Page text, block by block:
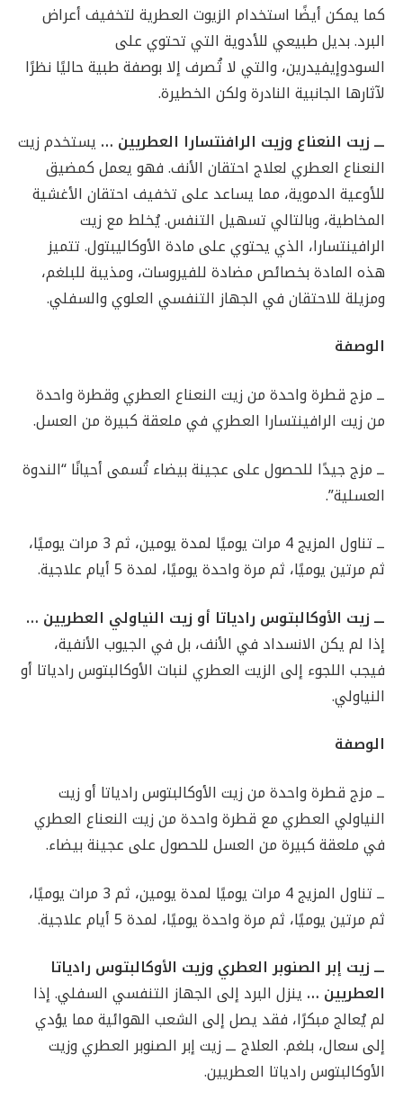
كما يمكن أيضًا استخدام الزيوت العطرية لتخفيف أعراض
البرد. بديل طبيعي للأدوية التي تحتوي على
السودوإيفيدرين، والتي لا تُصرف إلا بوصفة طبية حاليًا نظرًا
لآثارها الجانبية النادرة ولكن الخطيرة.
ـــ زيت النعناع وزيت الرافنتسارا العطريين … يستخدم زيت
النعناع العطري لعلاج احتقان الأنف. فهو يعمل كمضيق
للأوعية الدموية، مما يساعد على تخفيف احتقان الأغشية
المخاطية، وبالتالي تسهيل التنفس. يُخلط مع زيت
الرافينتسارا، الذي يحتوي على مادة الأوكاليبتول. تتميز
هذه المادة بخصائص مضادة للفيروسات، ومذيبة للبلغم،
ومزيلة للاحتقان في الجهاز التنفسي العلوي والسفلي.
الوصفة
ــ مزج قطرة واحدة من زيت النعناع العطري وقطرة واحدة
من زيت الرافينتسارا العطري في ملعقة كبيرة من العسل.
ــ مزج جيدًا للحصول على عجينة بيضاء تُسمى أحيانًا “الندوة
العسلية”.
ــ تناول المزيج 4 مرات يوميًا لمدة يومين، ثم 3 مرات يوميًا،
ثم مرتين يوميًا، ثم مرة واحدة يوميًا، لمدة 5 أيام علاجية.
ـــ زيت الأوكالبتوس رادياتا أو زيت النياولي العطريين …
إذا لم يكن الانسداد في الأنف، بل في الجيوب الأنفية،
فيجب اللجوء إلى الزيت العطري لنبات الأوكالبتوس رادياتا أو
النياولي.
الوصفة
ــ مزج قطرة واحدة من زيت الأوكالبتوس رادياتا أو زيت
النياولي العطري مع قطرة واحدة من زيت النعناع العطري
في ملعقة كبيرة من العسل للحصول على عجينة بيضاء.
ــ تناول المزيج 4 مرات يوميًا لمدة يومين، ثم 3 مرات يوميًا،
ثم مرتين يوميًا، ثم مرة واحدة يوميًا، لمدة 5 أيام علاجية.
ـــ زيت إبر الصنوبر العطري وزيت الأوكالبتوس رادياتا
العطريين … ينزل البرد إلى الجهاز التنفسي السفلي. إذا
لم يُعالج مبكرًا، فقد يصل إلى الشعب الهوائية مما يؤدي
إلى سعال، بلغم. العلاج ـــ زيت إبر الصنوبر العطري وزيت
الأوكالبتوس رادياتا العطريين.